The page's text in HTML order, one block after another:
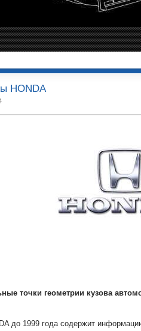
HONDA
точки геометрии кузова
до 1999 года содержит